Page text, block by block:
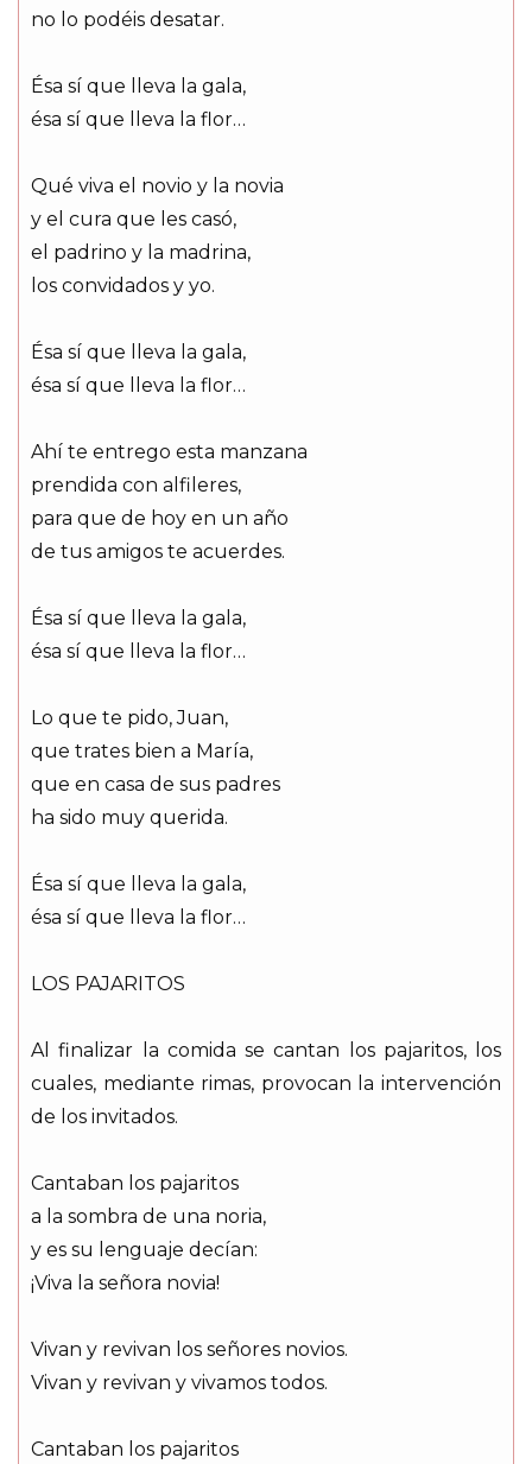
no lo podéis desatar.
Ésa sí que lleva la gala,
ésa sí que lleva la flor…
Qué viva el novio y la novia
y el cura que les casó,
el padrino y la madrina,
los convidados y yo.
Ésa sí que lleva la gala,
ésa sí que lleva la flor…
Ahí te entrego esta manzana
prendida con alfileres,
para que de hoy en un año
de tus amigos te acuerdes.
Ésa sí que lleva la gala,
ésa sí que lleva la flor…
Lo que te pido, Juan,
que trates bien a María,
que en casa de sus padres
ha sido muy querida.
Ésa sí que lleva la gala,
ésa sí que lleva la flor…
LOS PAJARITOS
Al finalizar la comida se cantan los pajaritos, los
cuales, mediante rimas, provocan la intervención
de los invitados.
Cantaban los pajaritos
a la sombra de una noria,
y es su lenguaje decían:
¡Viva la señora novia!
Vivan y revivan los señores novios.
Vivan y revivan y vivamos todos.
Cantaban los pajaritos